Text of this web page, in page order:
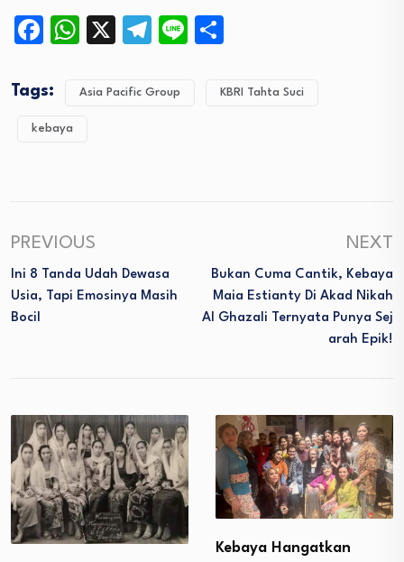
Facebook
WhatsApp
X Telegram
Line
Tags: Asia Pacific Group KBRI Tahta Suci
kebaya
PREVIOUS
Ini 8 Tanda Udah Dewasa
Usia, Tapi Emosinya Masih
Bocil
NEXT
Bukan Cuma Cantik, Kebaya
Maia Estianty Di Akad Nikah
Al Ghazali Ternyata Punya Sej
Arah Epik!
Kebaya Hangatkan